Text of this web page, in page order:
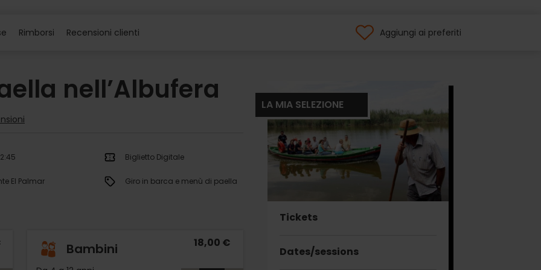
Rimborsi Recensioni clienti Aggiungi ai preferiti
nell’Albufera
Biglietto Digitale
El Palmar Giro in barca e menù di paella
Bambini 18,00 €
LA MIA SELEZIONE
Tickets
Dates/sessions